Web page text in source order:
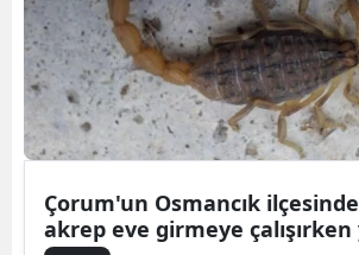
Çorum'un Osmancık
akrep eve girmeye çalışırken